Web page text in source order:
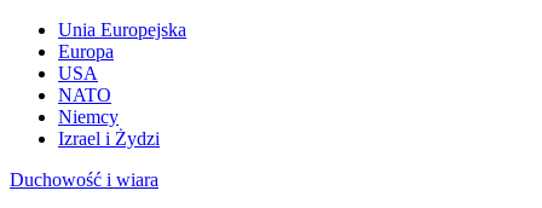
Unia Europejska
Europa
USA
NATO
Niemcy
Izrael i Żydzi
Duchowość i wiara